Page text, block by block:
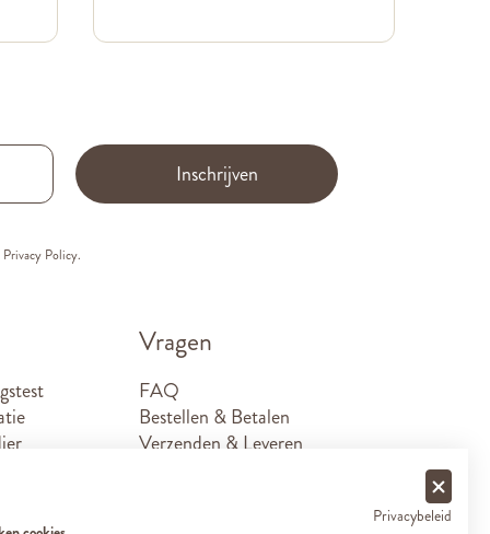
Inschrijven
Privacy Policy.
Vragen
FAQ
Bestellen & Betalen
Verzenden & Leveren
Privacybeleid